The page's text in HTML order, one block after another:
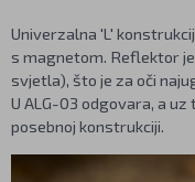
Univerzalna 'L'
s magnetom. Reflektor
svjetla), što je za oči
U ALG-03 odgovara, a
posebnoj konstrukciji.